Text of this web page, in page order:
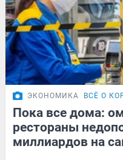
ЭКОНОМИКА ВСЁ О
Пока все дома:
рестораны
миллиардов на